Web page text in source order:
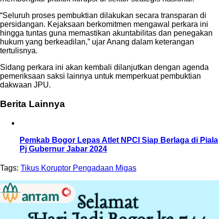
“Seluruh proses pembuktian dilakukan secara transparan di
persidangan. Kejaksaan berkomitmen mengawal perkara ini
hingga tuntas guna memastikan akuntabilitas dan penegakan
hukum yang berkeadilan,” ujar Anang dalam keterangan
tertulisnya.
Sidang perkara ini akan kembali dilanjutkan dengan agenda
pemeriksaan saksi lainnya untuk memperkuat pembuktian
dakwaan JPU.
Berita Lainnya
Pemkab Bogor Lepas Atlet NPCI Siap Berlaga di Piala
Pj Gubernur Jabar 2024
Tags: Tikus Koruptor Pengadaan Migas